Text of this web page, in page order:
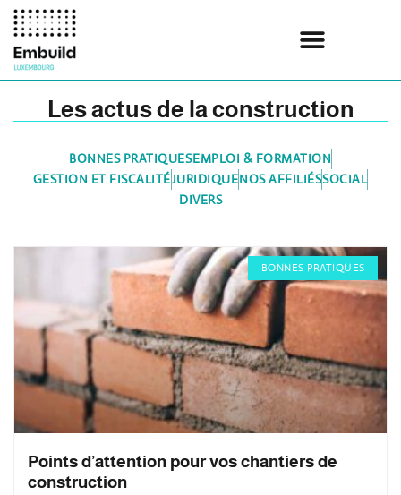
Les actus de la construction
BONNES PRATIQUESEMPLOI & FORMATION
GESTION ET FISCALITÉJURIDIQUENOS AFFILIÉSSOCIAL
DIVERS
BONNES PRATIQUES
Points d’attention pour vos chantiers de
construction